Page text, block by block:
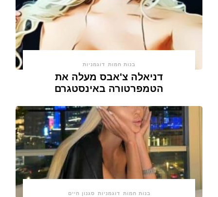
בנות חמות דוגמניות
דניאלה צ'אבס מעלה את
הטמפרטורה באינסטגרם
בנות חמות דוגמניות סגנון חיים